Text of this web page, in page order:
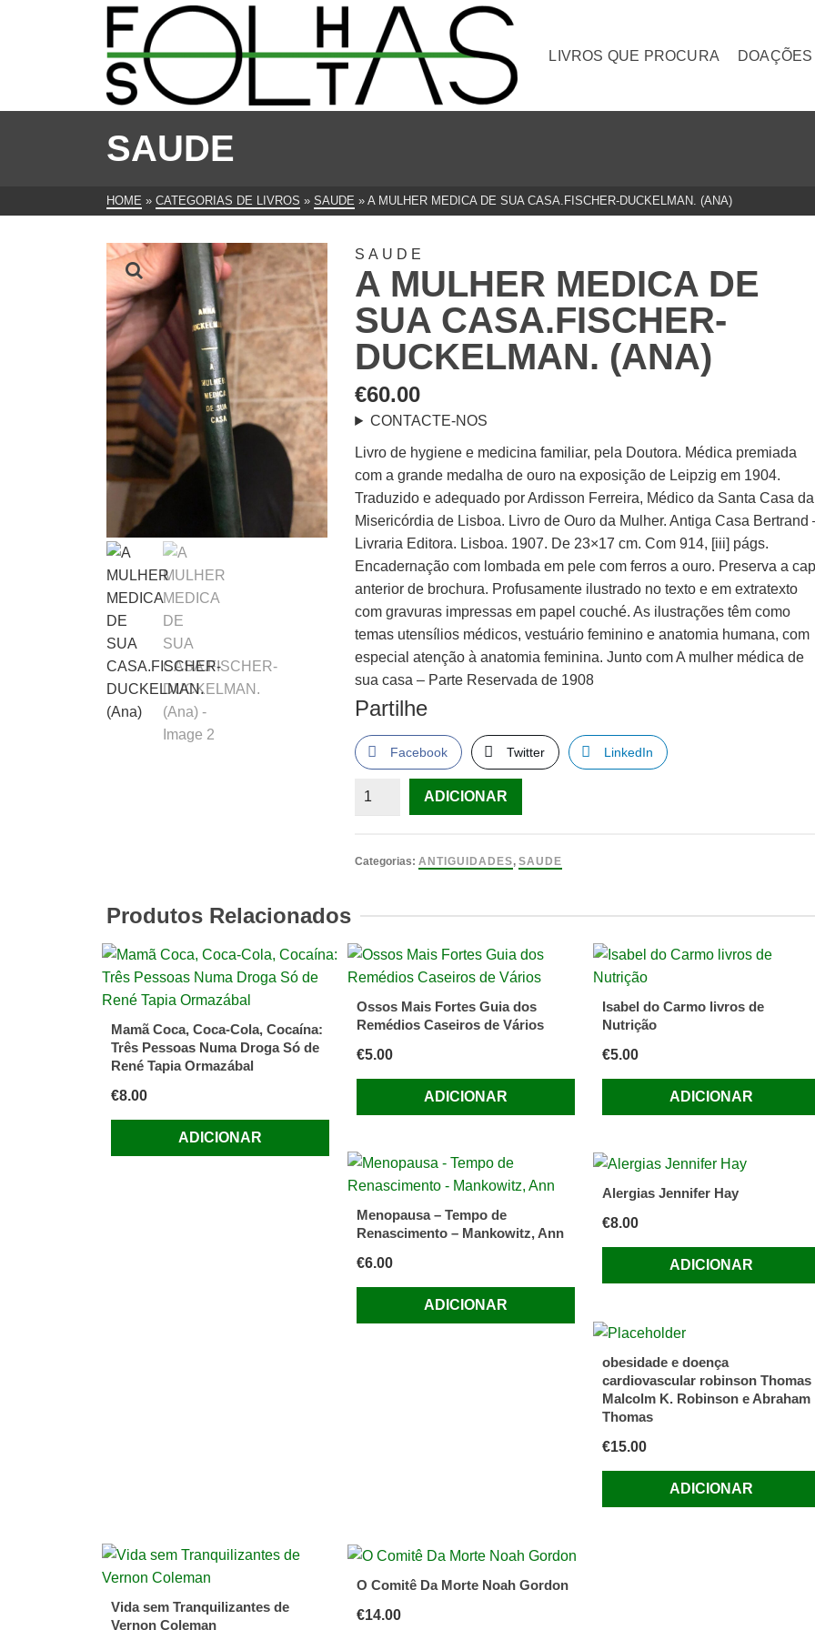
LIVROS QUE PROCURA
SAUDE
HOME » CATEGORIAS DE LIVROS » SAUDE » A MULHER MEDICA DE SUA CASA.FISCHER-DUCKELMAN. (ANA)
SAUDE
A MULHER MEDICA DE
SUA CASA.FISCHER-
DUCKELMAN. (ANA)
€60.00
CONTACTE-NOS
Livro de hygiene e medicina familiar, pela Doutora. Médica premiada
com a grande medalha de ouro na exposição de Leipzig em 1904.
Traduzido e adequado por Ardisson Ferreira, Médico da Santa Casa da
Misericórdia de Lisboa. Livro de Ouro da Mulher. Antiga Casa Bertrand
Livraria Editora. Lisboa. 1907. De 23×17 cm. Com 914, [iii] págs.
Encadernação com lombada em pele com ferros a ouro. Preserva a
anterior de brochura. Profusamente ilustrado no texto e em extratexto
com gravuras impressas em papel couché. As ilustrações têm como
temas utensílios médicos, vestuário feminino e anatomia humana, com
especial atenção à anatomia feminina. Junto com A mulher médica de
sua casa – Parte Reservada de 1908
Partilhe
Facebook Twitter LinkedIn
Quantidade
MULHER
CASA.FISCHER-
DUCKELMAN.
ADICIONAR
Categorias:ANTIGUIDADES,SAUDE
Produtos Relacionados
Mamã Coca, Coca-Cola, Cocaína:
Três Pessoas Numa Droga Só de
René Tapia Ormazábal
€8.00
ADICIONAR
Ossos Mais Fortes Guia dos
Remédios Caseiros de Vários
€5.00
ADICIONAR
Isabel do Carmo livros de
Nutrição
€5.00
ADICIONAR
Menopausa – Tempo de
Renascimento – Mankowitz, Ann
€6.00
ADICIONAR
Alergias Jennifer Hay
€8.00
ADICIONAR
obesidade e doença
cardiovascular robinson Thomas
Malcolm K. Robinson e Abraham
Thomas
€15.00
ADICIONAR
Vida sem Tranquilizantes de
Vernon Coleman
O Comitê Da Morte Noah Gordon
€14.00